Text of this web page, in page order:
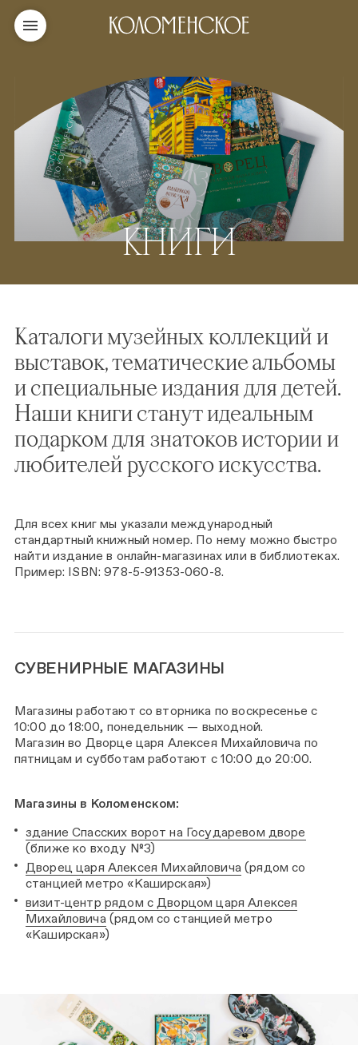
КНИГИ
Каталоги музейных коллекций и
выставок, тематические альбомы
и специальные издания для детей.
Наши книги станут идеальным
подарком для знатоков истории и
любителей русского искусства.
Для всех книг мы указали международный
стандартный книжный номер. По нему можно быстро
найти издание в онлайн-магазинах или в библиотеках.
Пример: ISBN: 978-5-91353-060-8.
СУВЕНИРНЫЕ МАГАЗИНЫ
Магазины работают со вторника по воскресенье с
10:00 до 18:00, понедельник — выходной.
Магазин во Дворце царя Алексея Михайловича по
пятницам и субботам работают с 10:00 до 20:00.
Магазины в Коломенском:
здание Спасских ворот на Государевом дворе
(ближе ко входу №3)
Дворец царя Алексея Михайловича (рядом со
станцией метро «Каширская»)
визит-центр рядом с Дворцом царя Алексея
Михайловича (рядом со станцией метро
«Каширская»)